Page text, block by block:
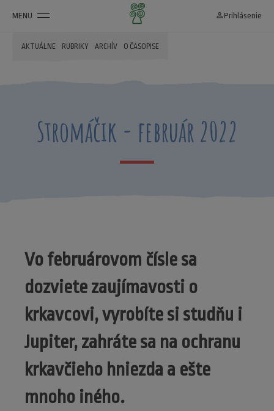
MENU person_outline Prihlásenie
AKTUÁLNE RUBRIKY ARCHÍV O ČASOPISE
Stromáčik - február 2022
Vo februárovom čísle sa
dozviete zaujímavosti o
krkavcovi, vyrobíte si studňu i
Jupiter, zahráte sa na ochranu
krkavčieho hniezda a ešte
mnoho iného.